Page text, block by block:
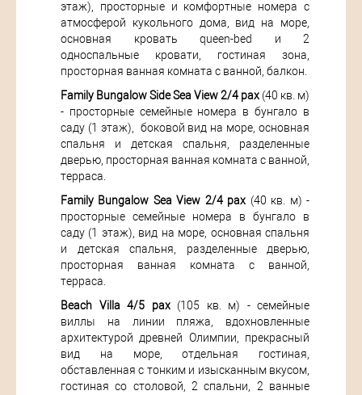
этаж), просторные и комфортные номера с
атмосферой кукольного дома, вид на море,
основная кровать queen-bed и 2
односпальные кровати, гостиная зона,
просторная ванная комната с ванной, балкон.
Family Bungalow Side Sea View 2/4 pax (40 кв. м)
- просторные семейные номера в бунгало в
саду (1 этаж), боковой вид на море, основная
спальня и детская спальня, разделенные
дверью, просторная ванная комната с ванной,
терраса.
Family Bungalow Sea View 2/4 pax (40 кв. м) -
просторные семейные номера в бунгало в
саду (1 этаж), вид на море, основная спальня
и детская спальня, разделенные дверью,
просторная ванная комната с ванной,
терраса.
Beach Villa 4/5 pax(105 кв. м) - семейные
виллы на линии пляжа, вдохновленные
архитектурой древней Олимпии, прекрасный
вид на море, отдельная гостиная,
обставленная с тонким и изысканным вкусом,
гостиная со столовой, 2 спальни, 2 ванные